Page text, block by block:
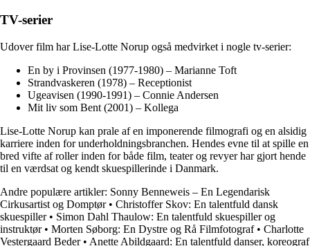
TV-serier
Udover film har Lise-Lotte Norup også medvirket i nogle tv-serier:
En by i Provinsen (1977-1980) – Marianne Toft
Strandvaskeren (1978) – Receptionist
Ugeavisen (1990-1991) – Connie Andersen
Mit liv som Bent (2001) – Kollega
Lise-Lotte Norup kan prale af en imponerende filmografi og en alsidig
karriere inden for underholdningsbranchen. Hendes evne til at spille en
bred vifte af roller inden for både film, teater og revyer har gjort hende
til en værdsat og kendt skuespillerinde i Danmark.
Andre populære artikler: Sonny Benneweis – En Legendarisk
Cirkusartist og Domptør• Christoffer Skov: En talentfuld dansk
skuespiller• Simon Dahl Thaulow: En talentfuld skuespiller og
instruktør• Morten Søborg: En Dystre og Rå Filmfotograf• Charlotte
Vestergaard Beder• Anette Abildgaard: En talentfuld danser, koreograf